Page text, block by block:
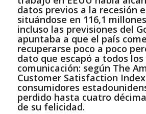
datos previos a la recesión
situándose en 116,1
incluso las previsiones del
apuntaba a que el país
recuperarse poco a poco
dato que escapó a todos
comunicación: según The
Customer Satisfaction Index
consumidores
perdido hasta cuatro
de su felicidad.